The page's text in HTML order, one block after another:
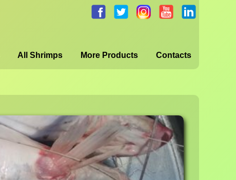
facebook.com
twitter.cominstagram.com
youtube.com
All Shrimps More Products Contacts